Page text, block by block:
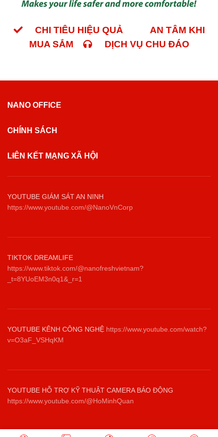
CHI TIÊU HIỆU QUẢ
AN TÂM KHI
MUA SẮM
DỊCH VỤ CHU ĐÁO
NANO OFFICE
CHÍNH SÁCH
LIÊN KẾT MẠNG XÃ HỘI
YOUTUBE GIÁM SÁT AN NINH
https://www.youtube.com/@NanoVnCorp
TIKTOK DREAMLIFE
https://www.tiktok.com/@nanofreshvietnam?
_t=8YUoEM3n0q1&_r=1
YOUTUBE KÊNH CÔNG NGHỆ https://www.youtube.com/watch?
v=O3aF_VSHqKM
YOUTUBE HỖ TRỢ KỸ THUẬT CAMERA BÁO ĐỘNG
https://www.youtube.com/@HoMinhQuan